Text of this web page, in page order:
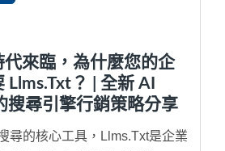
來臨，為什麼您的企
Llms.txt？ | 全新 AI
搜尋引擎行銷策略分享
尋的核心工具，llms.txt是企業